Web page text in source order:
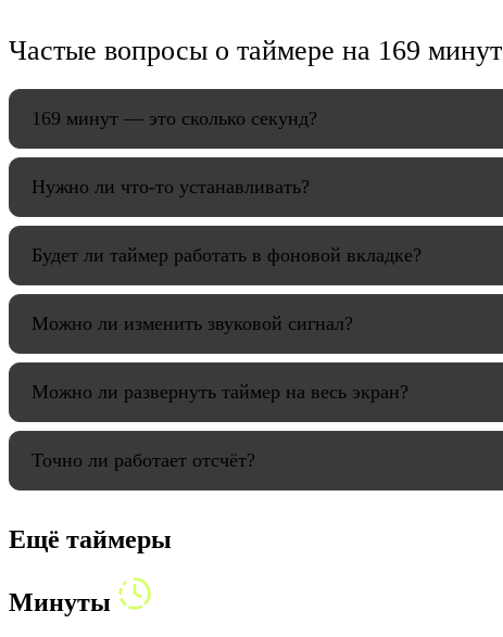
Частые вопросы о таймере на 169 минут
169 минут — это сколько секунд?
Нужно ли что-то устанавливать?
Будет ли таймер работать в фоновой вкладке?
Можно ли изменить звуковой сигнал?
Можно ли развернуть таймер на весь экран?
Точно ли работает отсчёт?
Ещё таймеры
Минуты